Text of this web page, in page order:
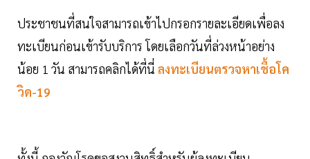
ประชาชนที่สนใจสามารถเข้าไปกรอกรายละเอียดเพื่อลง
ทะเบียนก่อนเข้ารับบริการ โดยเลือกวันที่ล่วงหน้าอย่าง
น้อย 1 วัน สามารถคลิกได้ที่นี่ ลงทะเบียนตรวจหาเชื้อโค
วิด-19